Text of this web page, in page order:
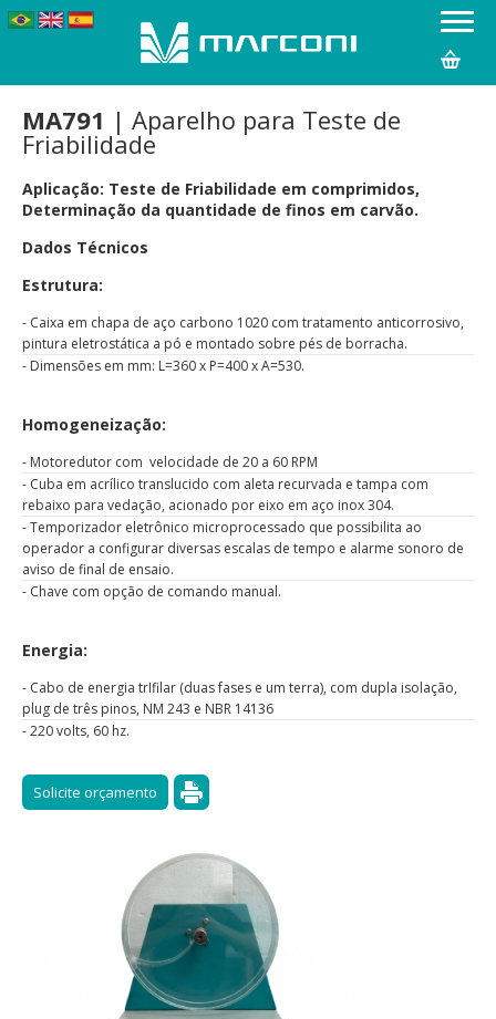
MA791 | Aparelho para Teste de
Friabilidade
Aplicação: Teste de Friabilidade em comprimidos,
Determinação da quantidade de finos em carvão.
Dados Técnicos
Estrutura:
- Caixa em chapa de aço carbono 1020 com tratamento anticorrosivo,
pintura eletrostática a pó e montado sobre pés de borracha.
- Dimensões em mm: L=360 x P=400 x A=530.
Homogeneização:
- Motoredutor com velocidade de 20 a 60 RPM
- Cuba em acrílico translucido com aleta recurvada e tampa com
rebaixo para vedação, acionado por eixo em aço inox 304.
- Temporizador eletrônico microprocessado que possibilita ao
operador a configurar diversas escalas de tempo e alarme sonoro de
aviso de final de ensaio.
- Chave com opção de comando manual.
Energia:
- Cabo de energia trIfilar (duas fases e um terra), com dupla isolação,
plug de três pinos, NM 243 e NBR 14136
- 220 volts, 60 hz.